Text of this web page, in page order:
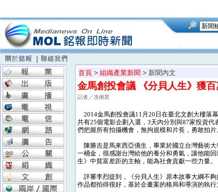
首頁 > 組織產業新聞 > 新聞內文
金馬創投會議 《分貝人生》獲
記者／冼俐君
2014金馬創投會議11月20日在臺北文創大樓落
共有25個電影企劃入選，3天內分別與87家投資
們把握所有拍攝機會，無拘規模和片長，勇敢拍片
陳勝吉是馬來西亞僑生，畢業於國立台灣藝術
一桶金，很感謝台灣給他的養分和勇氣，讓他能
生》中貧富差距的主軸，能為社會貢獻一些力量。
評審李烈提到，《分貝人生》原本故事大綱不
作品都拍得很好，基於企畫案的格局和導演的執